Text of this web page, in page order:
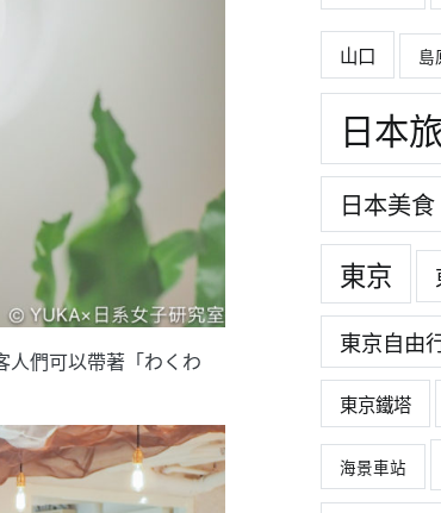
人們可以帶著「わくわ
山口 島
日本
日本美食
東京
東京自由
東京鐵塔
海景車站